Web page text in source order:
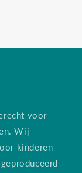
voor
Wij
kinderen